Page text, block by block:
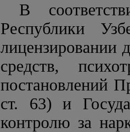
В
Республики
лицензировании
средств,
постановлений
ст. 63) и
контролю за